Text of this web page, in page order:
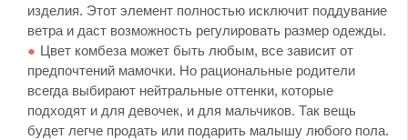
изделия. Этот элемент полностью исключит поддувание
ветра и даст возможность регулировать размер одежды.
Цвет комбеза может быть любым, все зависит от
предпочтений мамочки. Но рациональные родители
всегда выбирают нейтральные оттенки, которые
подходят и для девочек, и для мальчиков. Так вещь
будет легче продать или подарить малышу любого пола.